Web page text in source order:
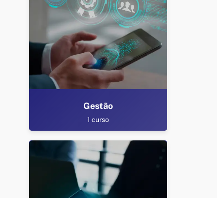
Gestão
1 curso